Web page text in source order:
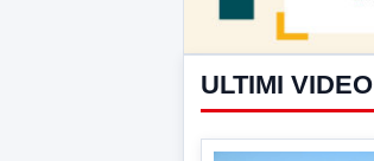
ULTIMI VIDEO